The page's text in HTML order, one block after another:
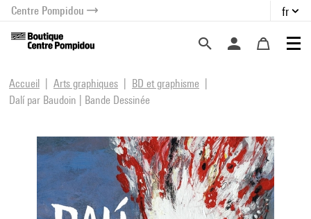
menu
contenu
Centre Pompidou fr
Accueil Arts graphiques
BD et graphisme
Dalí par Baudoin | Bande Dessinée